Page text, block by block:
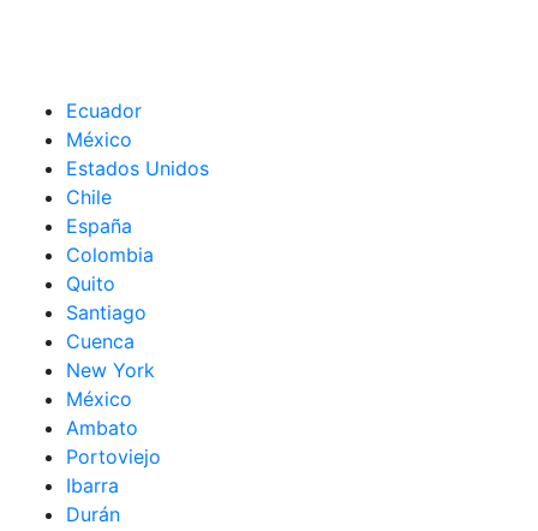
Ecuador
México
Estados Unidos
Chile
España
Colombia
Quito
Santiago
Cuenca
New York
México
Ambato
Portoviejo
Ibarra
Durán